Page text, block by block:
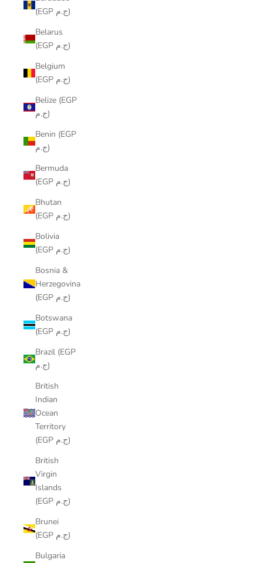
(EGP ج.م)
Belarus
(EGP ج.م)
Belgium
(EGP ج.م)
Belize (EGP
ج.م)
Benin (EGP
ج.م)
Bermuda
(EGP ج.م)
Bhutan
(EGP ج.م)
Bolivia
(EGP ج.م)
Bosnia &
Herzegovina
(EGP ج.م)
Botswana
(EGP ج.م)
Brazil (EGP
ج.م)
British
Indian
Ocean
Territory
(EGP ج.م)
British
Virgin
Islands
(EGP ج.م)
Brunei
(EGP ج.م)
Bulgaria